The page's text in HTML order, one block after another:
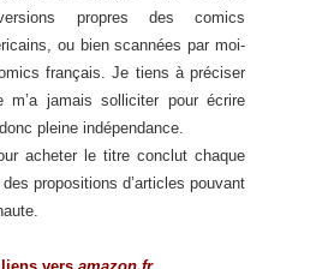
propres des comics
ou bien scannées par moi-
français. Je tiens à préciser
m’a jamais solliciter pour écrire
pleine indépendance.
acheter le titre conclut chaque
propositions d’articles pouvant